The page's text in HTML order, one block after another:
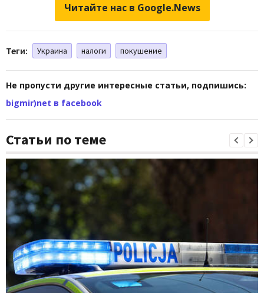
Читайте нас в Google.News
Теги: Украина налоги покушение
Не пропусти другие интересные статьи, подпишись:
bigmir)net в facebook
Статьи по теме